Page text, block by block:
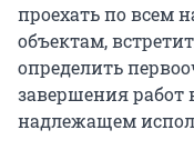
проехать по всем
объектам,
определить
завершения работ
надлежащем